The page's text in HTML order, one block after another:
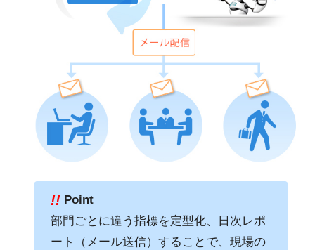
!! Point
部門ごとに違う指標を定型化、日次レポ
ート（メール送信）することで、現場の